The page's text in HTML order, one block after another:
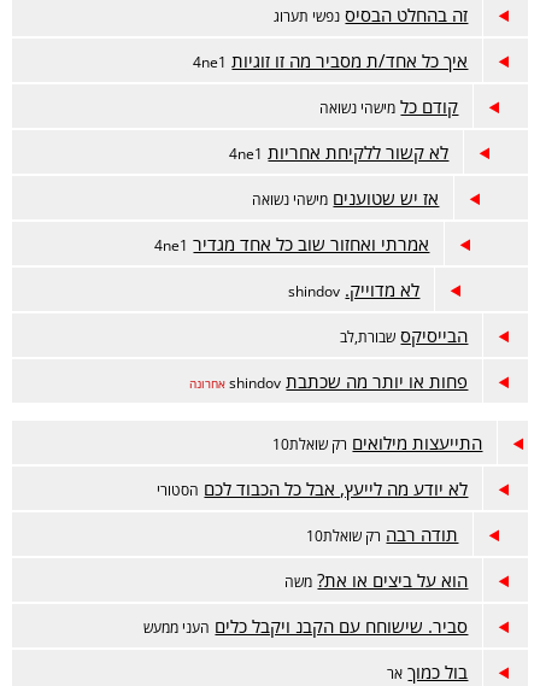
זה בהחלט הבסיס נפשי תערוג
איך כל אחד/ת מסביר מה זו זוגיות 4ne1
קודם כל מישהי נשואה
לא קשור ללקיחת אחריות 4ne1
אז יש שטוענים מישהי נשואה
אמרתי ואחזור שוב כל אחד מגדיר 4ne1
לא מדוייק. shindov
הבייסיקס שבורת,לב
פחות או יותר מה שכתבת shindov אחרונה
התייעצות מילואים רק שואלת10
לא יודע מה לייעץ, אבל כל הכבוד לכם הסטורי
תודה רבה רק שואלת10
הוא על ביצים או את? משה
סביר. שישוחח עם הקבנ ויקבל כלים העני ממעש
בול כמוך אר